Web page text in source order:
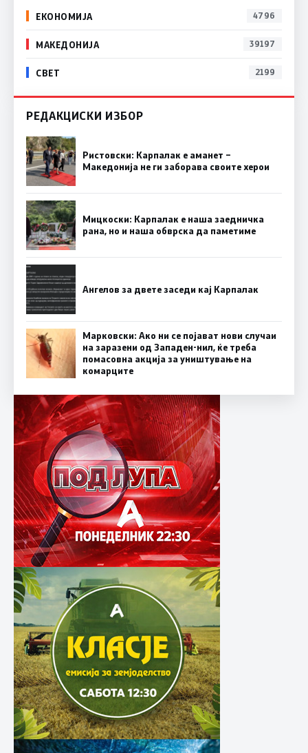
ЕКОНОМИЈА 4796
МАКЕДОНИЈА 39197
СВЕТ 2199
РЕДАКЦИСКИ ИЗБОР
Ристовски: Карпалак е аманет –
Македонија не ги заборава своите херои
Мицкоски: Карпалак е наша заедничка
рана, но и наша обврска да паметиме
Ангелов за двете заседи кај Карпалак
Марковски: Ако ни се појават нови случаи
на заразени од Западен-нил, ќе треба
помасовна акција за уништување на
комарците